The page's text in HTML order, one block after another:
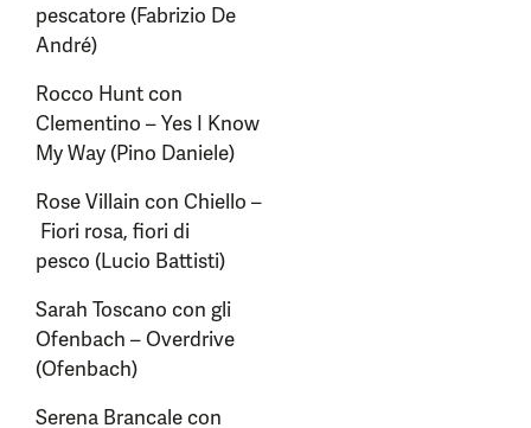
pescatore (Fabrizio De
André)
Rocco Hunt con
Clementino – Yes I Know
My Way (Pino Daniele)
Rose Villain con Chiello –
Fiori rosa, fiori di
pesco (Lucio Battisti)
Sarah Toscano con gli
Ofenbach – Overdrive
(Ofenbach)
Serena Brancale con